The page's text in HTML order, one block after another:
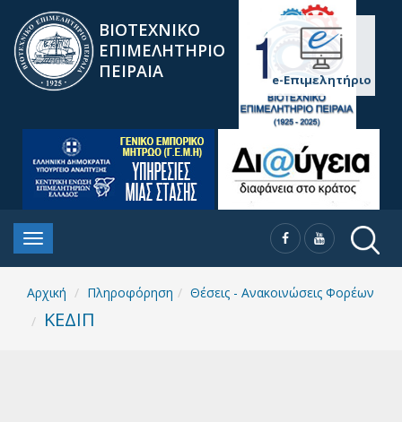
ΒΙΟΤΕΧΝΙΚΟ
ΕΠΙΜΕΛΗΤΗΡΙΟ
ΠΕΙΡΑΙΑ
e-Επιμελητήριο
Αρχική Πληροφόρηση Θέσεις - Ανακοινώσεις Φορέων
ΚΕΔΙΠ